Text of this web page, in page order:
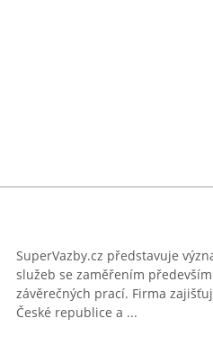
SuperVazby.cz představuje
služeb se zaměřením
závěrečných prací. Firma
České republice a ...